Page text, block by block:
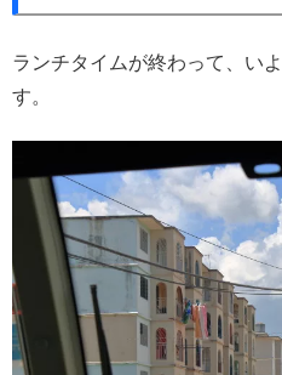
ランチタイムが終わって、い
す。